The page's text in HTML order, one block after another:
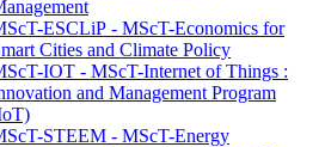
ESCLiP - MScT-Economics for
Cities and Climate Policy
IOT - MScT-Internet of Things :
and Management Program
STEEM - MScT-Energy